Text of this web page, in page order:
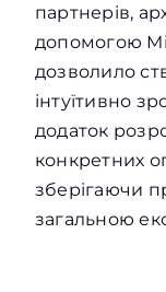
партнерів,
допомогою
дозволило
інтуїтивно
додаток
конкретних
зберігаючи
загальною